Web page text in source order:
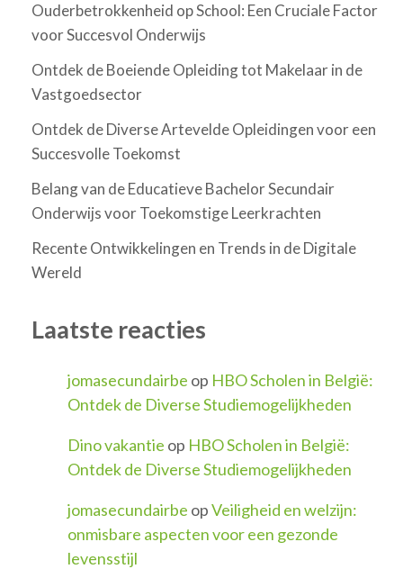
Ouderbetrokkenheid op School: Een Cruciale Factor
voor Succesvol Onderwijs
Ontdek de Boeiende Opleiding tot Makelaar in de
Vastgoedsector
Ontdek de Diverse Artevelde Opleidingen voor een
Succesvolle Toekomst
Belang van de Educatieve Bachelor Secundair
Onderwijs voor Toekomstige Leerkrachten
Recente Ontwikkelingen en Trends in de Digitale
Wereld
Laatste reacties
jomasecundairbe op HBO Scholen in België:
Ontdek de Diverse Studiemogelijkheden
Dino vakantie op HBO Scholen in België:
Ontdek de Diverse Studiemogelijkheden
jomasecundairbe opVeiligheid en welzijn:
onmisbare aspecten voor een gezonde
levensstijl